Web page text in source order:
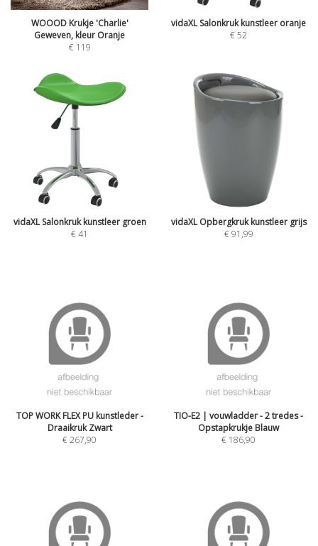
WOOOD Krukje 'Charlie'
Geweven, kleur Oranje
€ 119
vidaXL Salonkruk kunstleer oranje
€52
vidaXL Salonkruk kunstleer groen
€41
vidaXL Opbergkruk kunstleer grijs
€91,99
TOP WORK FLEX PU kunstleder -
Draaikruk Zwart
€267,90
TIO-E2 | vouwladder - 2 tredes -
Opstapkrukje Blauw
€ 186,90